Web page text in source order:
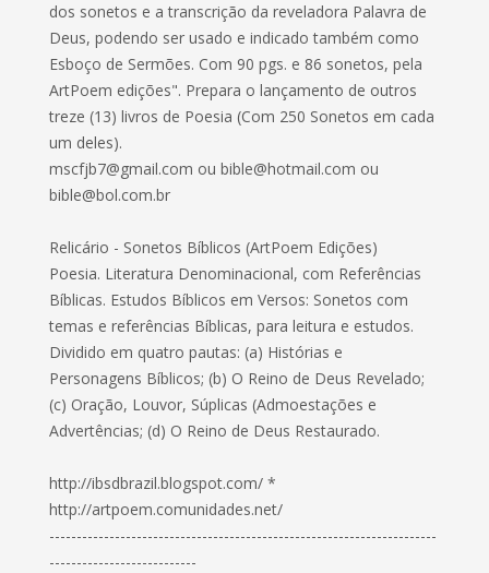
dos sonetos e a transcrição da reveladora Palavra de
Deus, podendo ser usado e indicado também como
Esboço de Sermões. Com 90 pgs. e 86 sonetos, pela
ArtPoem edições". Prepara o lançamento de outros
treze (13) livros de Poesia (Com 250 Sonetos em cada
um deles).
mscfjb7@gmail.com oubible@hotmail.com ou
bible@bol.com.br
Relicário - Sonetos Bíblicos (ArtPoem Edições)
Poesia. Literatura Denominacional, com Referências
Bíblicas. Estudos Bíblicos em Versos: Sonetos com
temas e referências Bíblicas, para leitura e estudos.
Dividido em quatro pautas: (a) Histórias e
Personagens Bíblicos; (b) O Reino de Deus Revelado;
(c) Oração, Louvor, Súplicas (Admoestações e
Advertências; (d) O Reino de Deus Restaurado.
http://ibsdbrazil.blogspot.com/ *
http://artpoem.comunidades.net/
-----------------------------------------------------------------------
---------------------------